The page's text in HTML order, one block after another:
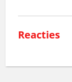
Reacties